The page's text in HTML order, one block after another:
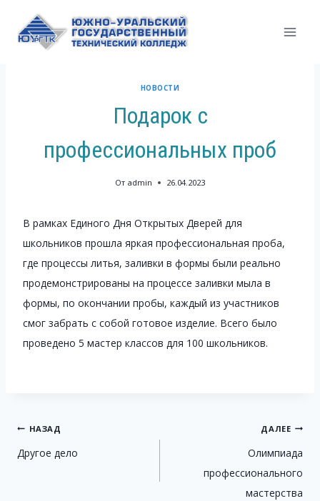
содержимому
НОВОСТИ
Подарок с
профессиональных проб
От admin 26.04.2023
В рамках Единого Дня Открытых Дверей для
школьников прошла яркая профессиональная проба,
где процессы литья, заливки в формы были реально
продемонстрированы на процессе заливки мыла в
формы, по окончании пробы, каждый из участников
смог забрать с собой готовое изделие. Всего было
проведено 5 мастер классов для 100 школьников.
Навигация
по
НАЗАД
Другое дело
ДАЛЕЕ
Олимпиада
профессионального
мастерства